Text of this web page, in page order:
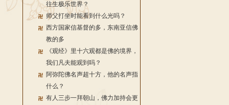
往生极乐世界？
师父打坐时能看到什么光吗？
西方国家信基督的多，东南亚信佛
教的多
《观经》里十六观都是佛的境界，
我们凡夫能观到吗？
阿弥陀佛名声超十方，他的名声指
什么？
有人三步一拜朝山，佛力加持会更